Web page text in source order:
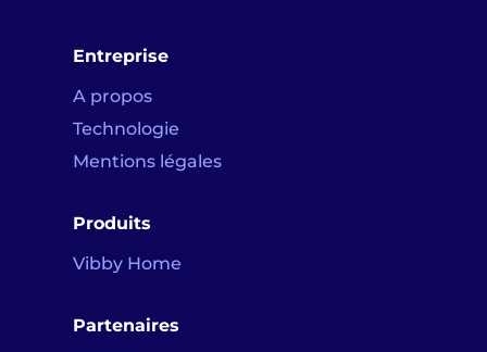
Entreprise
A propos
Technologie
Mentions légales
Produits
Vibby Home
Partenaires